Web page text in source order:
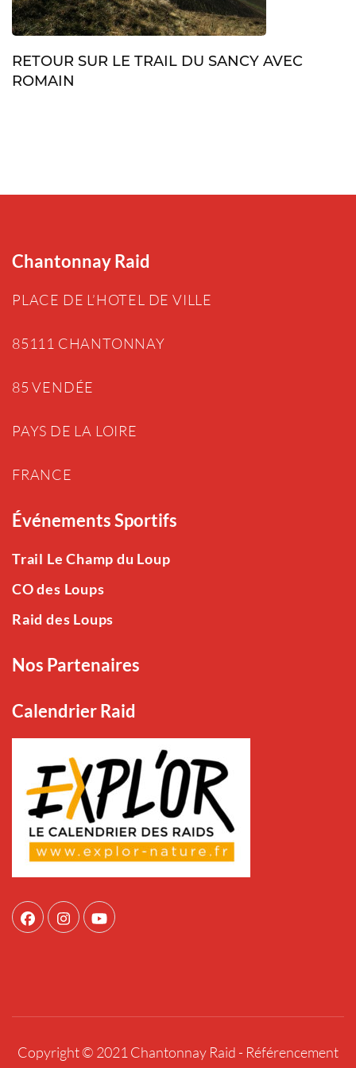
RETOUR SUR LE TRAIL DU SANCY AVEC
ROMAIN
Chantonnay Raid
PLACE DE L’HOTEL DE VILLE
85111 CHANTONNAY
85 VENDÉE
PAYS DE LA LOIRE
FRANCE
Événements Sportifs
Trail Le Champ du Loup
CO des Loups
Raid des Loups
Nos Partenaires
Calendrier Raid
Copyright © 2021 Chantonnay Raid - Référencement